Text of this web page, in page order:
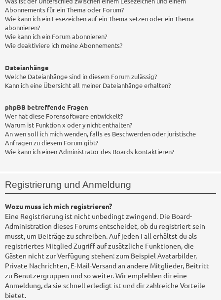
Abonnements für ein Thema oder Forum?
Wie kann ich ein Lesezeichen auf ein Thema setzen oder ein Thema
abonnieren?
Wie kann ich ein Forum abonnieren?
Wie deaktiviere ich meine Abonnements?
Dateianhänge
Welche Dateianhänge sind in diesem Forum zulässig?
Kann ich eine Übersicht all meiner Dateianhänge erhalten?
phpBB betreffende Fragen
Wer hat diese Forensoftware entwickelt?
Warum ist Funktion x oder y nicht enthalten?
An wen soll ich mich wenden, falls es Beschwerden oder juristische
Anfragen zu diesem Forum gibt?
Wie kann ich einen Administrator des Boards kontaktieren?
Registrierung und Anmeldung
Wozu muss ich mich registrieren?
Eine Registrierung ist nicht unbedingt zwingend. Die Board-
Administration dieses Forums entscheidet, ob du registriert sein
musst, um Beiträge zu schreiben. Auf jeden Fall erhältst du als
registriertes Mitglied Zugriff auf zusätzliche Funktionen, die
Gästen nicht zur Verfügung stehen: zum Beispiel Avatarbilder,
Private Nachrichten, E-Mail-Versand an andere Mitglieder, Beitritt
zu Benutzergruppen und so weiter. Wir empfehlen dir eine
Anmeldung, da sie schnell erledigt ist und dir zahlreiche Vorteile
bietet.